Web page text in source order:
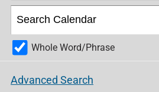
Whole Word/Phrase
Advanced Search